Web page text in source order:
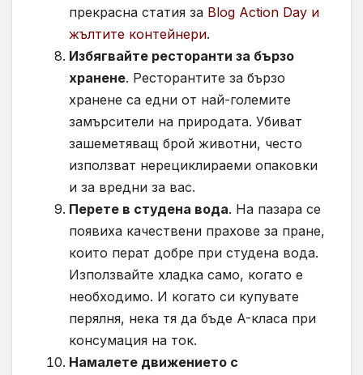
прекрасна статия за Blog Action Day и
жълтите контейнери.
Избягвайте ресторанти за бързо
хранене. Ресторантите за бързо
хранене са едни от най-големите
замърсители на природата. Убиват
зашеметяващ брой животни, често
използват нерециклираеми опаковки
и за вредни за вас.
Перете в студена вода. На пазара се
появиха качествени прахове за пране,
които перат добре при студена вода.
Използвайте хладка само, когато е
необходимо. И когато си купувате
перялня, нека тя да бъде A-класа при
консумация на ток.
Намалете движението с